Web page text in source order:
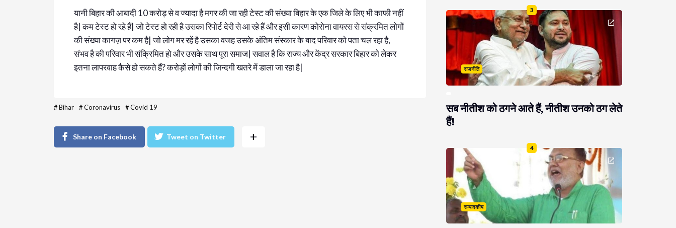
यानी बिहार की आबादी 10 करोड़ से व ज्यादा है मगर की जा रही टेस्ट की संख्या बिहार के एक जिले के लिए भी काफी नहीं
है| कम टेस्ट हो रहे हैं| जो टेस्ट हो रही है उसका रिपोर्ट देरी से आ रहे हैं और इसी कारण कोरोना वायरस से संक्रमित लोगों
की संख्या कागज़ पर कम है| जो लोग मर रहें है उसका वजह उसके अंतिम संस्कार के बाद परिवार को पता चल रहा है,
संभव है की परिवार भी संक्रिमित हो और उसके साथ पूरा समाज| सवाल है कि राज्य और केंद्र सरकार बिहार को लेकर
इतना लापरवाह कैसे हो सकते हैं? करोड़ों लोगों की जिन्दगी खतरे में डाला जा रहा है|
#Bihar #Coronavirus #Covid 19
Share on Facebook Tweet on Twitter +
3
राजनीति
सब नीतीश को ठगने आते हैं, नीतीश उनको ठग लेते
हैं!
4
सम्पादकीय